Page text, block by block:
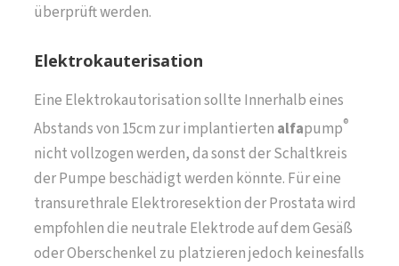
überprüft werden.
Elektrokauterisation
Eine Elektrokautorisation sollte Innerhalb eines
Abstands von 15cm zur implantierten alfapump®
nicht vollzogen werden, da sonst der Schaltkreis
der Pumpe beschädigt werden könnte. Für eine
transurethrale Elektroresektion der Prostata wird
empfohlen die neutrale Elektrode auf dem Gesäß
oder Oberschenkel zu platzieren jedoch keinesfalls